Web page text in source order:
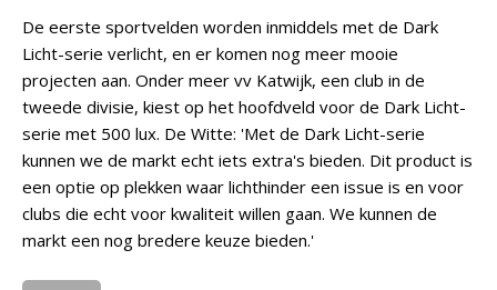
De eerste sportvelden worden inmiddels met de Dark
Licht-serie verlicht, en er komen nog meer mooie
projecten aan. Onder meer vv Katwijk, een club in de
tweede divisie, kiest op het hoofdveld voor de Dark Licht-
serie met 500 lux. De Witte: 'Met de Dark Licht-serie
kunnen we de markt echt iets extra's bieden. Dit product is
een optie op plekken waar lichthinder een issue is en voor
clubs die echt voor kwaliteit willen gaan. We kunnen de
markt een nog bredere keuze bieden.'